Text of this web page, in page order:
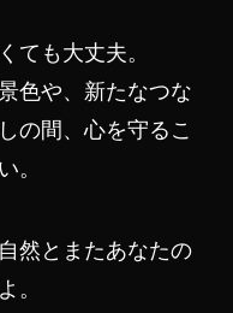
ても大丈夫。
色や、新たなつな
の間、心を守るこ
。
然とまたあなたの
。